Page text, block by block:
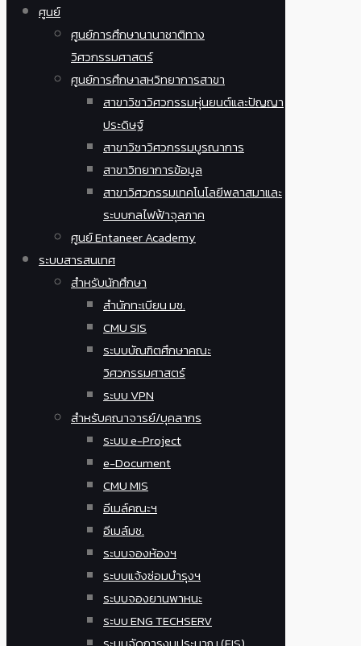
ศูนย์
ศูนย์การศึกษานานาชาติทาง
วิศวกรรมศาสตร์
ศูนย์การศึกษาสหวิทยาการสาขา
สาขาวิชาวิศวกรรมหุ่นยนต์และปัญญา
ประดิษฐ์
สาขาวิชาวิศวกรรมบูรณาการ
สาขาวิทยาการข้อมูล
สาขาวิศวกรรมเทคโนโลยีพลาสมาและ
ระบบกลไฟฟ้าจุลภาค
ศูนย์ Entaneer Academy
ระบบสารสนเทศ
สำหรับนักศึกษา
สำนักทะเบียน มช.
CMU SIS
ระบบบัณฑิตศึกษาคณะ
วิศวกรรมศาสตร์
ระบบ VPN
สำหรับคณาจารย์/บุคลากร
ระบบ e-Project
e-Document
CMU MIS
อีเมล์คณะฯ
อีเมล์มช.
ระบบจองห้องฯ
ระบบแจ้งซ่อมบำรุงฯ
ระบบจองยานพาหนะ
ระบบ ENG TECHSERV